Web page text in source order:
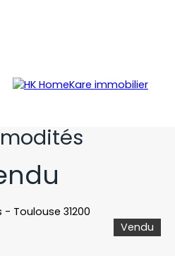
Estimer Gestion locative
: Belle
Vendu